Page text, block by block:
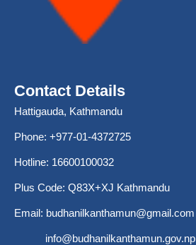
Contact Details
Hattigauda, Kathmandu
Phone: +977-01-4372725
Hotline: 16600100032
Plus Code: Q83X+XJ Kathmandu
Email: budhanilkanthamun@gmail.com
info@budhanilkanthamun.gov.np